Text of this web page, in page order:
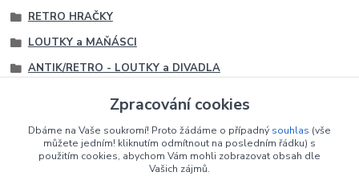
RETRO HRAČKY
LOUTKY a MAŇÁSCI
ANTIK/RETRO - LOUTKY a DIVADLA
Loutky družstva TVAR LIPOVÁ
Zpracování cookies
Dbáme na Vaše soukromí! Proto žádáme o případný souhlas (vše
můžete jedním! kliknutím odmítnout na posledním řádku) s
použitím cookies, abychom Vám mohli zobrazovat obsah dle
Vašich zájmů.